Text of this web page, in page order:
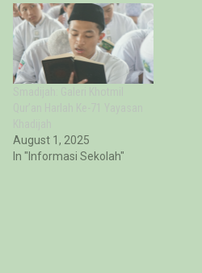
August 1, 2025
In "Informasi Sekolah"